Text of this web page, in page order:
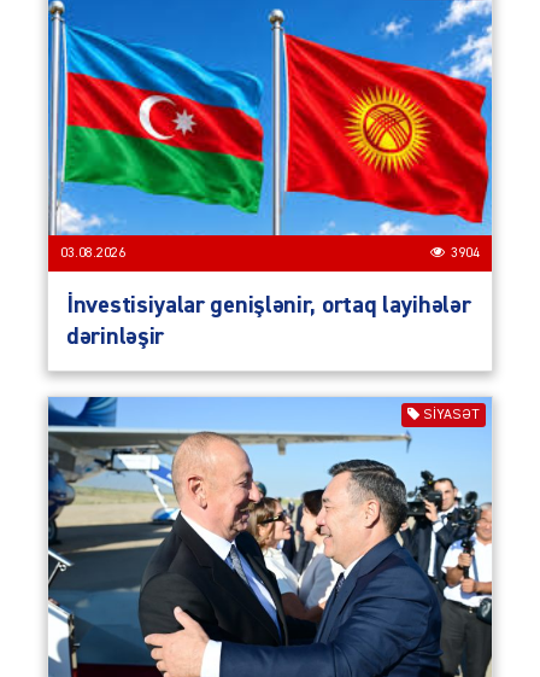
03.08.2026 3904
İnvestisiyalar genişlənir, ortaq layihələr
dərinləşir
SIYASƏT